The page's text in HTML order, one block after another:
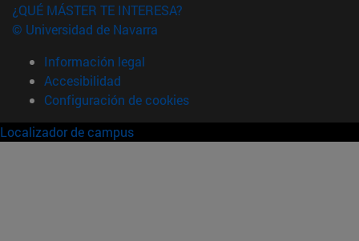
¿QUÉ MÁSTER TE INTERESA?
© Universidad de Navarra
Información legal
Accesibilidad
Configuración de cookies
Localizador de campus